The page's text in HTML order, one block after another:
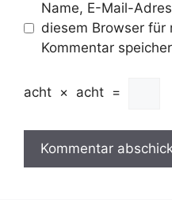
Name, E-Mail-
diesem Browser für
Kommentar
acht × acht =